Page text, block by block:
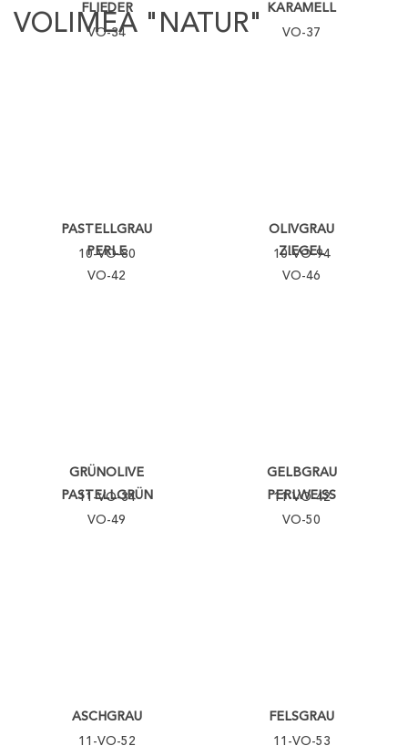
FLIEDER
VO-34
KARAMELL
VO-37
PERLE
VO-42
ZIEGEL
VO-46
PASTELLGRÜN
VO-49
PERLWEISS
VO-50
VOLIMEA "NATUR"
PASTELLGRAU
10-VO-80
OLIVGRAU
10-VO-94
GRÜNOLIVE
11-VO-34
GELBGRAU
11-VO-42
ASCHGRAU
11-VO-52
FELSGRAU
11-VO-53